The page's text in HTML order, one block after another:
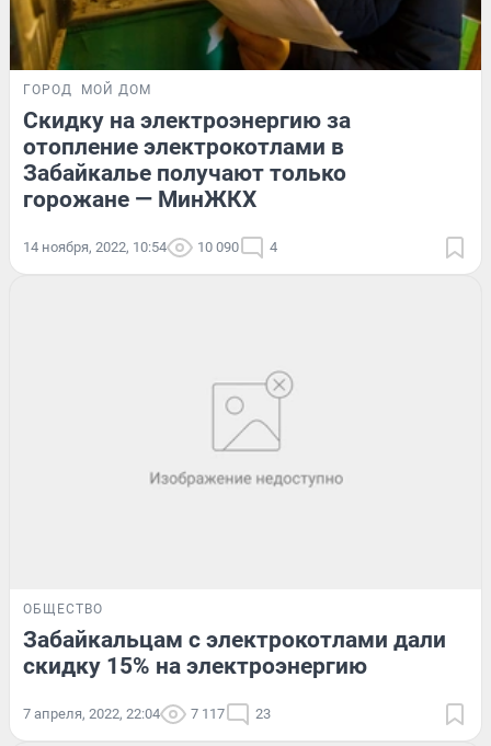
ГОРОД МОЙ ДОМ
Скидку на электроэнергию за
отопление электрокотлами в
Забайкалье получают только
горожане — МинЖКХ
14 ноября, 2022, 10:54 10 090 4
ОБЩЕСТВО
Забайкальцам с электрокотлами дали
скидку 15% на электроэнергию
7 апреля, 2022, 22:04 7 117 23